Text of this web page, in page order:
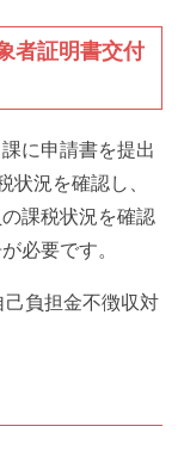
者証明書交付
に申請書を提出
状況を確認し、
課税状況を確認
必要です。
己負担金不徴収対